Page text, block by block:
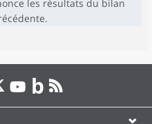
les résultats du bilan